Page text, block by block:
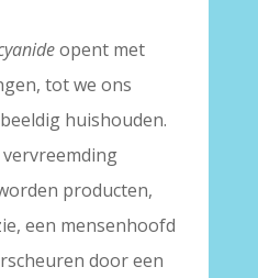
opent met
tot we ons
huishouden.
producten,
een mensenhoofd
door een